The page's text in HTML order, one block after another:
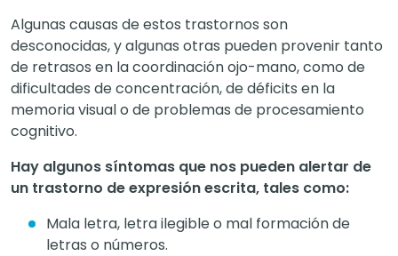
Algunas causas de estos trastornos son
desconocidas, y algunas otras pueden provenir tanto
de retrasos en la coordinación ojo-mano, como de
dificultades de concentración, de déficits en la
memoria visual o de problemas de procesamiento
cognitivo.
Hay algunos síntomas que nos pueden alertar de
un trastorno de expresión escrita, tales como:
Mala letra, letra ilegible o mal formación de
letras o números.